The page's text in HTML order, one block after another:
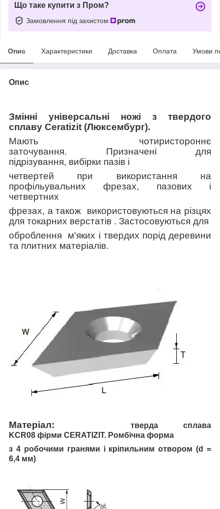
Що таке купити з Пром?
Замовлення під захистом
Опис Характеристики Доставка Оплата Умови
Опис
Змінні універсальні ножі з твердого
сплаву Ceratizit (Люксембург).
Мають чотиристороннє
заточування. Призначені для
підрізування, вибірки пазів і
четвертей при використання на
профільувальних фрезах, пазових і
четвертних
фрезах, а також використовуються на різцях
для токарних верстатів . Застосовуються для
оброблення м'яких і твердих порід деревини
та плитних матеріалів.
Матеріал:
тверда сплава
KCR08 фірми CERATIZIT. Ромбічна форма
з 4 робочими гранями і кріпильним отвором (d =
6,4 мм)